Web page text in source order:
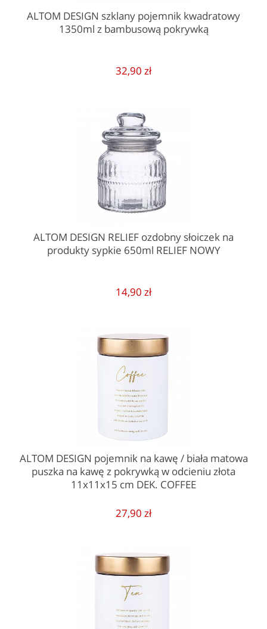
ALTOM DESIGN szklany pojemnik kwadratowy
1350ml z bambusową pokrywką
32,90 zł
ALTOM DESIGN RELIEF ozdobny słoiczek na
produkty sypkie 650ml RELIEF NOWY
14,90 zł
ALTOM DESIGN pojemnik na kawę / biała matowa
puszka na kawę z pokrywką w odcieniu złota
11x11x15 cm DEK. COFFEE
27,90 zł